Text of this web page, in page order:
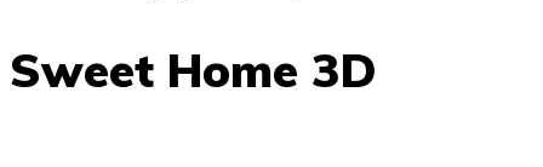
Sweet Home 3D